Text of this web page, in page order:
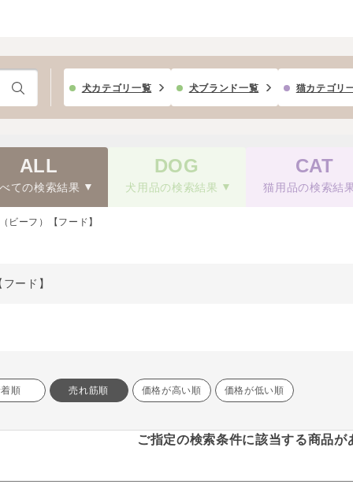
犬カテゴリ一覧 犬ブランド一覧 猫カテゴリ
ALL
ての検索結果
DOG
犬用品の検索結果
CAT
猫用品の検索結
ビーフ）【フード】
ード】
順 売れ筋順 価格が高い順 価格が低い順
ご指定の検索条件に該当する商品が